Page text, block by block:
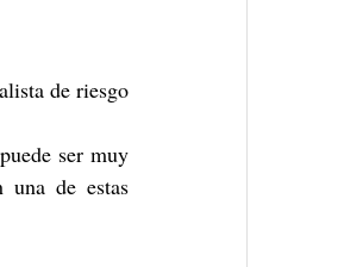
de riesgo
ser muy
una de estas